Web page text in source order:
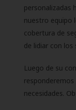
personalizadas
nuestro equipo
cobertura de
de lidiar con los
Luego de su
necesidades.